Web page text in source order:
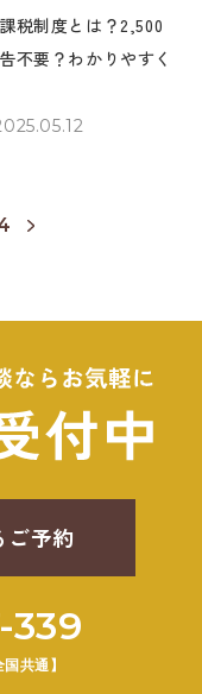
税制度とは？2,500
不要？わかりやすく
ご予約
339
共通】